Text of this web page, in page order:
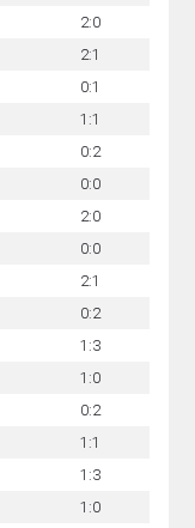
2:0
2:1
0:1
1:1
0:2
0:0
2:0
0:0
2:1
0:2
1:3
1:0
0:2
1:1
1:3
1:0